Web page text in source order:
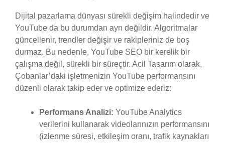
Dijital pazarlama dünyası sürekli değişim halindedir ve
YouTube da bu durumdan ayrı değildir. Algoritmalar
güncellenir, trendler değişir ve rakipleriniz de boş
durmaz. Bu nedenle, YouTube SEO bir kerelik bir
çalışma değil, sürekli bir süreçtir. Acil Tasarım olarak,
Çobanlar’daki işletmenizin YouTube performansını
düzenli olarak takip eder ve optimize ederiz:
Performans Analizi: YouTube Analytics
verilerini kullanarak videolarınızın performansını
(izlenme süresi, etkileşim oranı, trafik kaynakları